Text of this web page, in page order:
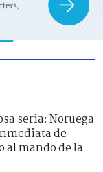
seria: Noruega
de
mando de la